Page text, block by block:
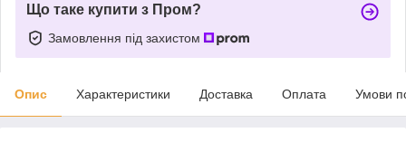
Що таке купити з Пром?
Замовлення під захистом
Опис Характеристики Доставка Оплата Умови